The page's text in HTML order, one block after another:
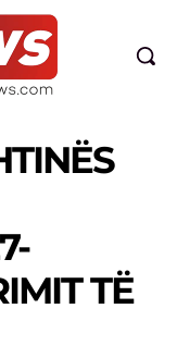
TË